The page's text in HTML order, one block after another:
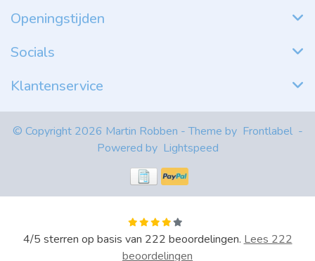
Openingstijden
Socials
Klantenservice
© Copyright 2026 Martin Robben - Theme by Frontlabel -
Powered by Lightspeed
4/5 sterren op basis van 222 beoordelingen. Lees 222
beoordelingen